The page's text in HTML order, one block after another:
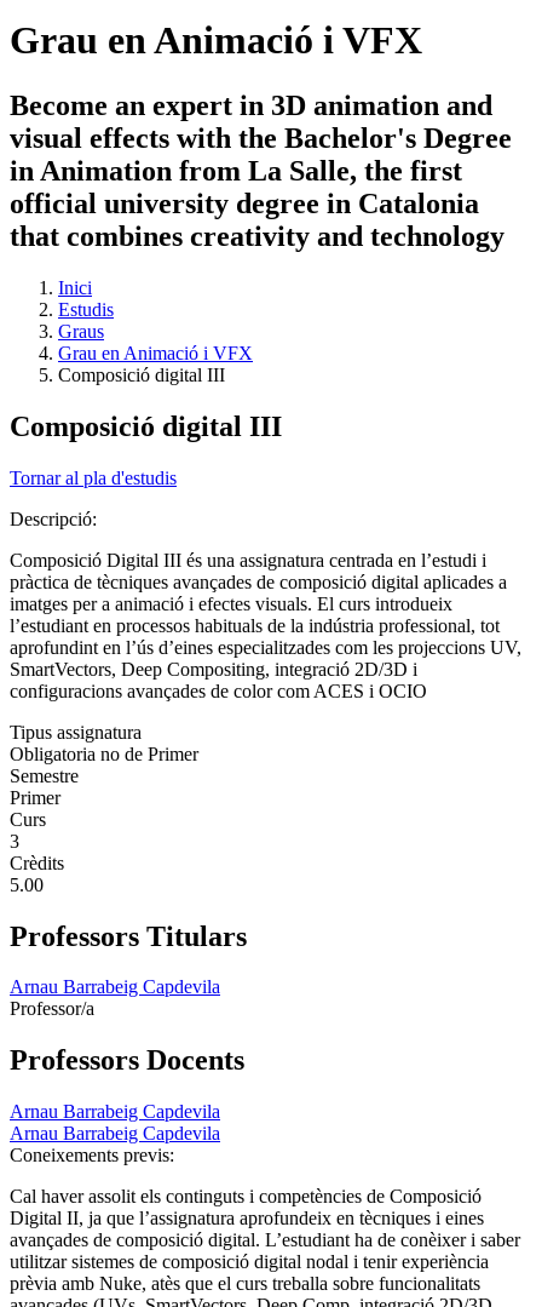
Grau en Animació i VFX
Become an expert in 3D animation and
visual effects with the Bachelor's Degree
in Animation from La Salle, the first
official university degree in Catalonia
that combines creativity and technology
Inici
Estudis
Graus
Grau en Animació i VFX
Composició digital III
Composició digital III
Tornar al pla d'estudis
Descripció:
Composició Digital III és una assignatura centrada en l’estudi i
pràctica de tècniques avançades de composició digital aplicades a
imatges per a animació i efectes visuals. El curs introdueix
l’estudiant en processos habituals de la indústria professional, tot
aprofundint en l’ús d’eines especialitzades com les projeccions UV,
SmartVectors, Deep Compositing, integració 2D/3D i
configuracions avançades de color com ACES i OCIO
Tipus assignatura
Obligatoria no de Primer
Semestre
Primer
Curs
3
Crèdits
5.00
Professors Titulars
Arnau Barrabeig Capdevila
Professor/a
Professors Docents
Arnau Barrabeig Capdevila
Arnau Barrabeig Capdevila
Coneixements previs:
Cal haver assolit els continguts i competències de Composició
Digital II, ja que l’assignatura aprofundeix en tècniques i eines
avançades de composició digital. L’estudiant ha de conèixer i saber
utilitzar sistemes de composició digital nodal i tenir experiència
prèvia amb Nuke, atès que el curs treballa sobre funcionalitats